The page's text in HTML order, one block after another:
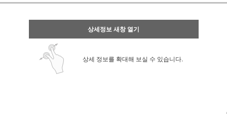
상세정보 새창 열기
상세 정보를 확대해 보실 수 있습니다.